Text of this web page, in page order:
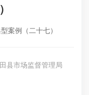
案例（二十七）
县市场监督管理局